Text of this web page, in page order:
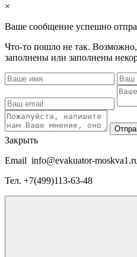
×
Ваше сообщение успешно
Что-то пошло не так. Возможно,
заполнены или заполнены
Закрыть
Email info@evakuator-
Тел. +7(499)113-63-48